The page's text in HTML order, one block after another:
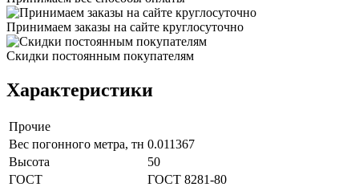
Принимаем заказы на сайте круглосуточно
Скидки постоянным покупателям
Характеристики
Прочие
Вес погонного метра, тн 0.011367
Высота
50
ГОСТ
ГОСТ 8281-80